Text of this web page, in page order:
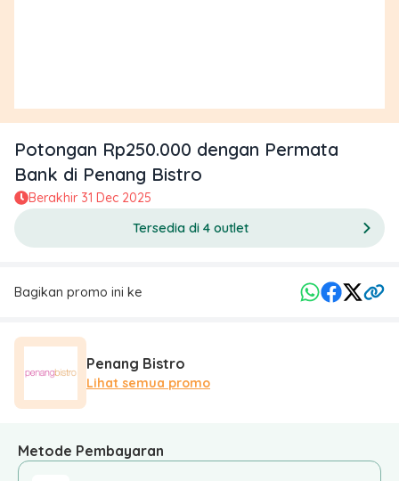
Potongan Rp250.000 dengan Permata
Bank di Penang Bistro
Berakhir 31 Dec 2025
Tersedia di 4 outlet
Bagikan promo ini ke
Penang Bistro
Lihat semua promo
Metode Pembayaran